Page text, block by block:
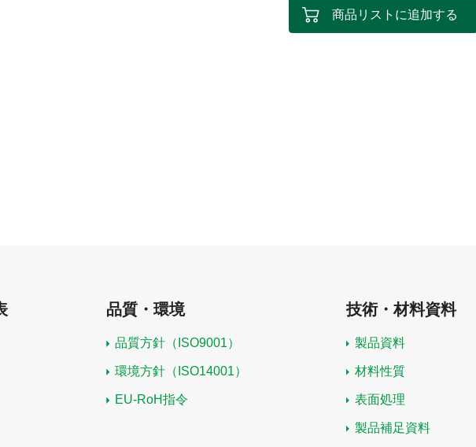
商品リストに追加する
品質・環境
品質方針（ISO9001）
環境方針（ISO14001）
EU-RoH指令
技術・材料資料
製品資料
材料性質
表面処理
製品補足資料